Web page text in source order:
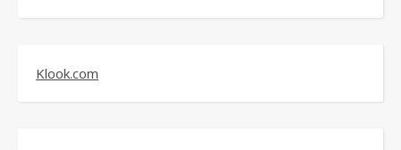
Klook.com